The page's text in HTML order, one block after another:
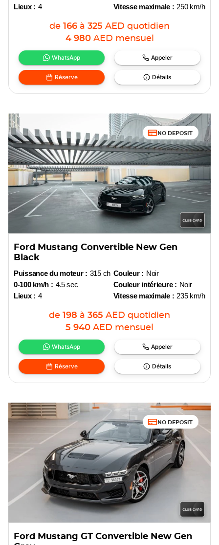
Lieux : 4
Vitesse maximale : 250 km/h
de 166 à 325 AED quotidien
4 980 AED mensuel
WhatsApp Appeler
Réserve Détails
NO DEPOSIT
Ford Mustang Convertible New Gen
Black
Puissance du moteur : 315 ch
0-100 km/h : 4.5 sec
Lieux : 4
Couleur : Noir
Couleur intérieure : Noir
Vitesse maximale : 235 km/h
de 198 à 365 AED quotidien
5 940 AED mensuel
WhatsApp Appeler
Réserve Détails
NO DEPOSIT
Ford Mustang GT Convertible New Gen